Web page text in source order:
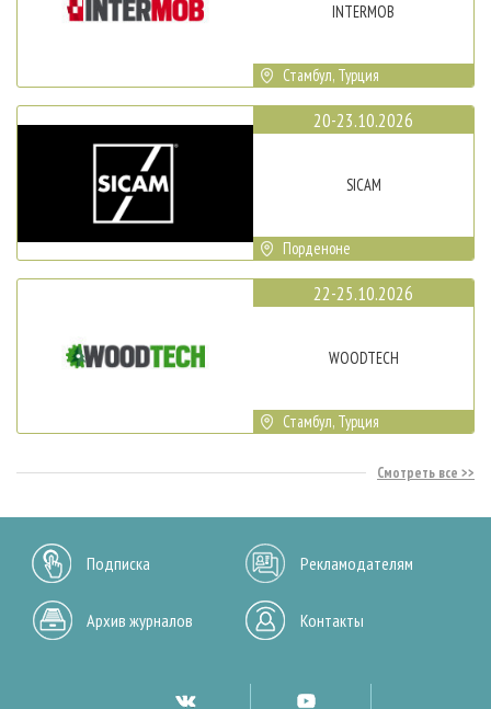
INTERMOB
Стамбул, Турция
20-23.10.2026
SICAM
Порденоне
22-25.10.2026
WOODTECH
Стамбул, Турция
Смотреть все
Подписка Рекламодателям
Архив журналов Контакты